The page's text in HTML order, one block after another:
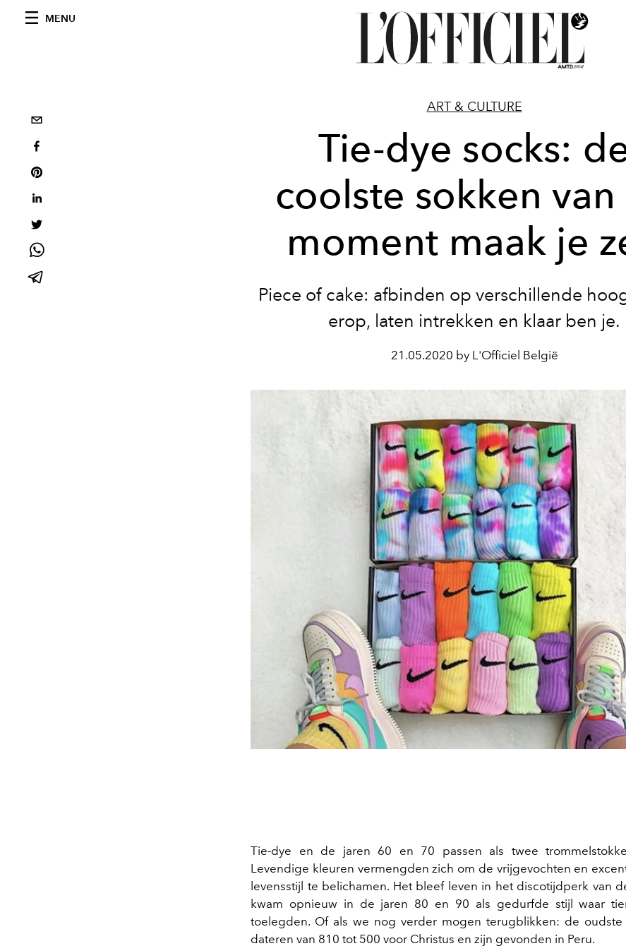
MENU
ART & CULTURE
Tie-dye socks:
coolste sokken
moment maak je
Piece of cake: afbinden op verschillende
erop, laten intrekken en klaar ben je.
21.05.2020 by L'Officiel België
Tie-dye en de jaren 60 en 70 passen als twee
Levendige kleuren vermengden zich om de vrijgevochten en
levensstijl te belichamen. Het bleef leven in het discotijdperk van
kwam opnieuw in de jaren 80 en 90 als gedurfde stijl waar
toelegden. Of als we nog verder mogen terugblikken: de oudste
dateren van 810 tot 500 voor Christus en zijn gevonden in Peru.